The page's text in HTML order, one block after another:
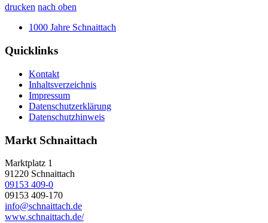
drucken nach oben
1000 Jahre Schnaittach
Quicklinks
Kontakt
Inhaltsverzeichnis
Impressum
Datenschutzerklärung
Datenschutzhinweis
Markt Schnaittach
Marktplatz 1
91220 Schnaittach
09153 409-0
09153 409-170
info@schnaittach.de
www.schnaittach.de/